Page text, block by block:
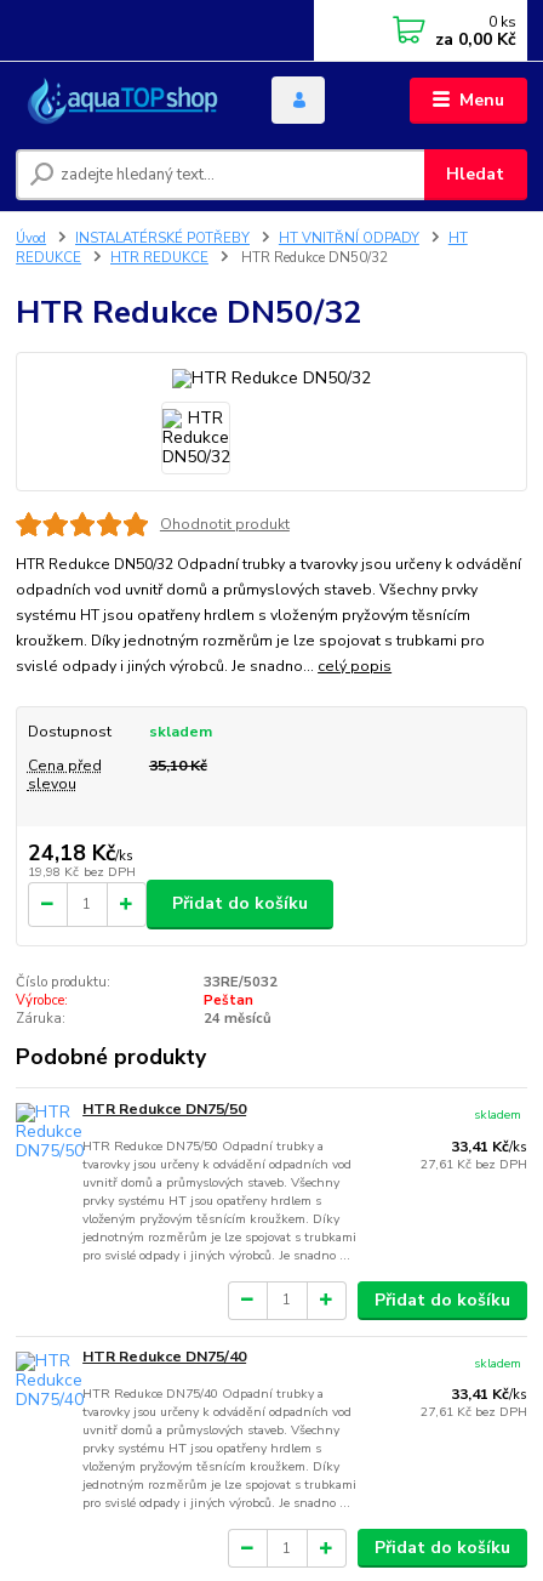
Menu
Hledat
0 ks
za 0,00 Kč
Úvod INSTALATÉRSKÉ POTŘEBY HT VNITŘNÍ ODPADY
HT
REDUKCE
HTR REDUKCE HTR Redukce DN50/32
HTR Redukce DN50/32
Ohodnotit produkt
HTR Redukce DN50/32 Odpadní trubky a tvarovky jsou určeny k odvádění
odpadních vod uvnitř domů a průmyslových staveb. Všechny prvky
systému HT jsou opatřeny hrdlem s vloženým pryžovým těsnícím
kroužkem. Díky jednotným rozměrům je lze spojovat s trubkami pro
svislé odpady i jiných výrobců. Je snadno... celý popis
Dostupnost
skladem
Cena před
slevou
35,10 Kč
24,18 Kč/ks
19,98 Kč bez DPH
Přidat do košíku
Číslo produktu:
33RE/5032
Výrobce:
Peštan
Záruka:
24 měsíců
Podobné produkty
HTR Redukce DN75/50
HTR Redukce DN75/50 Odpadní trubky a
tvarovky jsou určeny k odvádění odpadních vod
uvnitř domů a průmyslových staveb. Všechny
prvky systému HT jsou opatřeny hrdlem s
vloženým pryžovým těsnícím kroužkem. Díky
jednotným rozměrům je lze spojovat s trubkami
pro svislé odpady i jiných výrobců. Je snadno ...
33,41 Kč/ks
27,61 Kč bez DPH
skladem
Přidat do košíku
HTR Redukce DN75/40
HTR Redukce DN75/40 Odpadní trubky a
tvarovky jsou určeny k odvádění odpadních vod
uvnitř domů a průmyslových staveb. Všechny
prvky systému HT jsou opatřeny hrdlem s
vloženým pryžovým těsnícím kroužkem. Díky
jednotným rozměrům je lze spojovat s trubkami
pro svislé odpady i jiných výrobců. Je snadno ...
33,41 Kč/ks
27,61 Kč bez DPH
skladem
Přidat do košíku